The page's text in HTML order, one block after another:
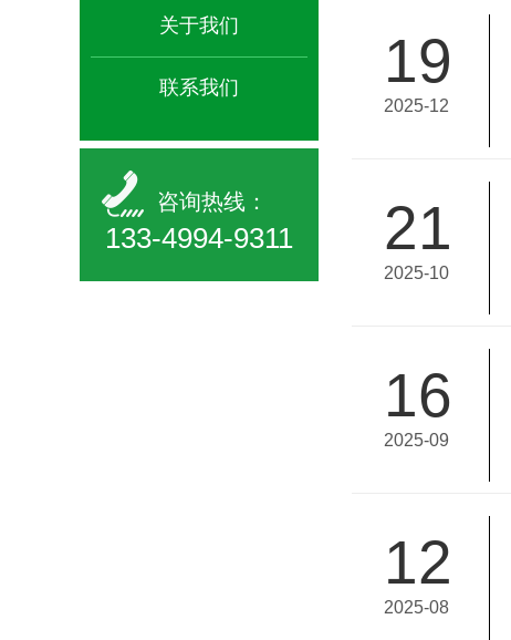
关于我们
联系我们
133-4994-9311
咨询热线：
19
2025-12
21
2025-10
16
2025-09
12
2025-08